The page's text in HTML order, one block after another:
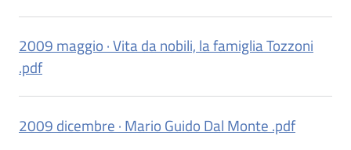
Risorse
online
2009 maggio · Vita da nobili, la famiglia Tozzoni
.pdf
2009 dicembre · Mario Guido Dal Monte .pdf